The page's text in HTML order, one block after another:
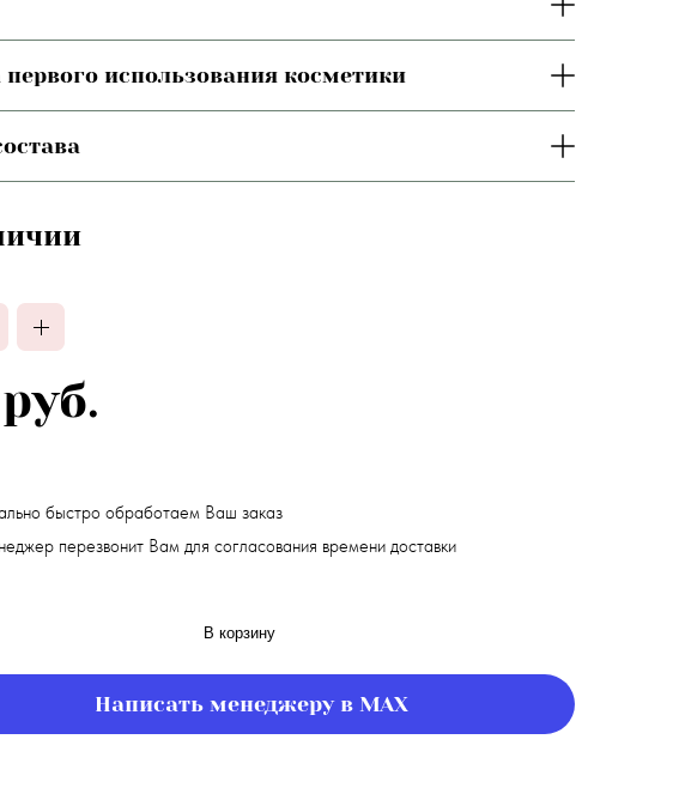
использования косметики
быстро обработаем Ваш заказ
перезвонит Вам для согласования времени доставки
В корзину
Написать менеджеру в MAX